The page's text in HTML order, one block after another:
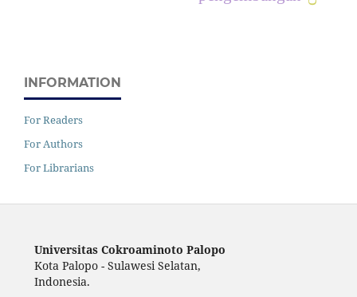
INFORMATION
For Readers
For Authors
For Librarians
Universitas Cokroaminoto Palopo
Kota Palopo - Sulawesi Selatan,
Indonesia.